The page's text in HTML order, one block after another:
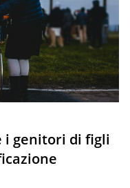
i genitori di figli